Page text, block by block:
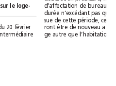
Ratification d'ordonnance sur le loge-
L'ordonnance n°2014-159 du 20février
2014 relative au logement intermédiaire